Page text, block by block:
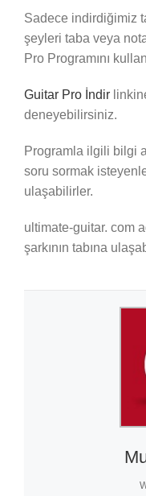
Sadece indirdiğimiz
şeyleri taba veya
Pro Programını
Guitar Pro İndir
deneyebilirsiniz.
Programla ilgili bilgi
soru sormak
ulaşabilirler.
ultimate-guitar. com
şarkının tabına